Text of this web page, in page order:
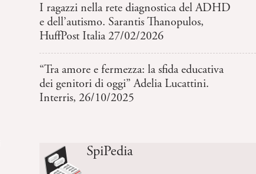
I ragazzi nella rete diagnostica del ADHD
e dell’autismo. Sarantis Thanopulos,
HuffPost Italia 27/02/2026
“Tra amore e fermezza: la sfida educativa
dei genitori di oggi” Adelia Lucattini.
Interris, 26/10/2025
SpiPedia